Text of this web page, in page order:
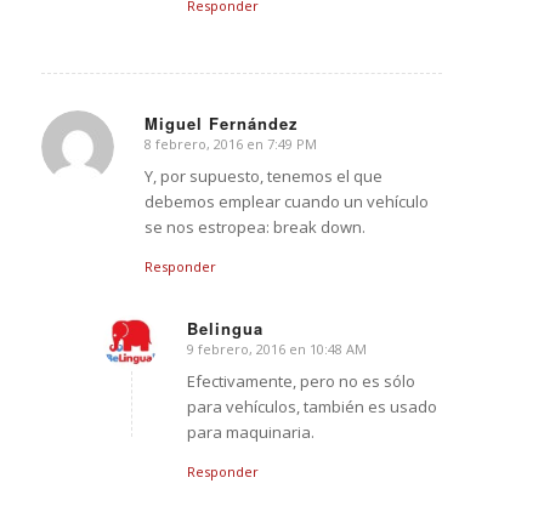
Responder
Miguel Fernández
Dice:
8 febrero, 2016 en 7:49 PM
Y, por supuesto, tenemos el que
debemos emplear cuando un vehículo
se nos estropea: break down.
Responder
Belingua
Dice:
9 febrero, 2016 en 10:48 AM
Efectivamente, pero no es sólo
para vehículos, también es usado
para maquinaria.
Responder